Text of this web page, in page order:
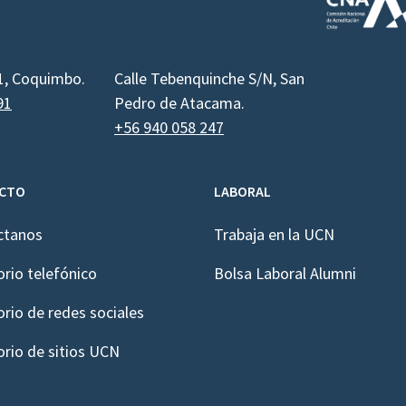
Coquimbo.
Calle Tebenquinche S/N, San
Pedro de Atacama.
+56 940 058 247
telefónico
de redes sociales
de sitios UCN
LABORAL
Trabaja en la UCN
Bolsa Laboral Alumni